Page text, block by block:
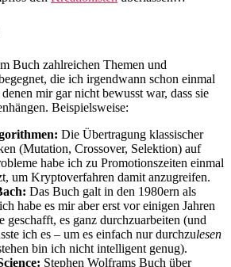
Buch zahlreichen Themen und
die ich irgendwann schon einmal
mir gar nicht bewusst war, dass sie
Beispielsweise:
Die Übertragung klassischer
(Mutation, Crossover, Selektion) auf
habe ich zu Promotionszeiten einmal
um Kryptoverfahren damit anzugreifen.
Das Buch galt in den 1980ern als
habe es mir aber erst vor einigen Jahren
geschafft, es ganz durchzuarbeiten (und
ich es – um es einfach nur durchzulesen
bin ich nicht intelligent genug).
Stephen Wolframs Buch über